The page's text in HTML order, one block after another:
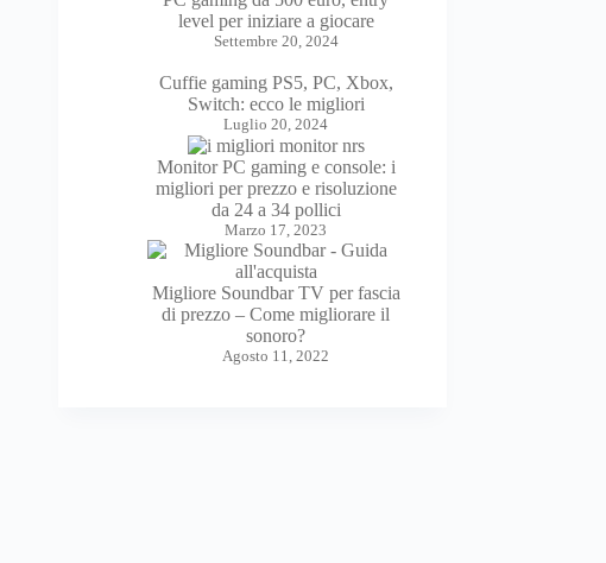
level per iniziare a giocare
Settembre 20, 2024
Cuffie gaming PS5, PC, Xbox,
Switch: ecco le migliori
Luglio 20, 2024
Monitor PC gaming e console: i
migliori per prezzo e risoluzione
da 24 a 34 pollici
Marzo 17, 2023
Migliore Soundbar TV per fascia
di prezzo – Come migliorare il
sonoro?
Agosto 11, 2022